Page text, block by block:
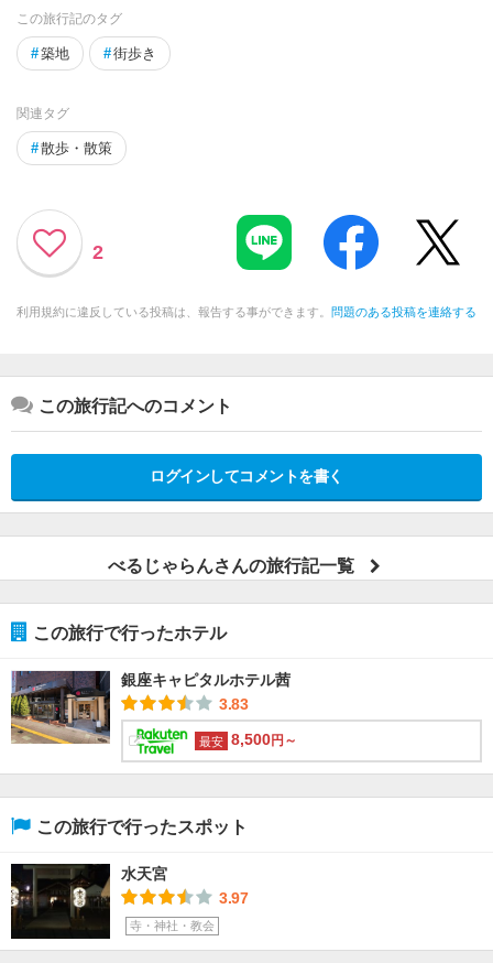
この旅行記のタグ
#築地 #街歩き
関連タグ
#散歩・散策
2
利用規約に違反している投稿は、報告する事ができます。 問題のある投稿を連絡する
この旅行記へのコメント
ログインしてコメントを書く
べるじゃらんさんの旅行記一覧
この旅行で行ったホテル
銀座キャピタルホテル茜
3.83
最安 8,500円～
この旅行で行ったスポット
水天宮
3.97
寺・神社・教会